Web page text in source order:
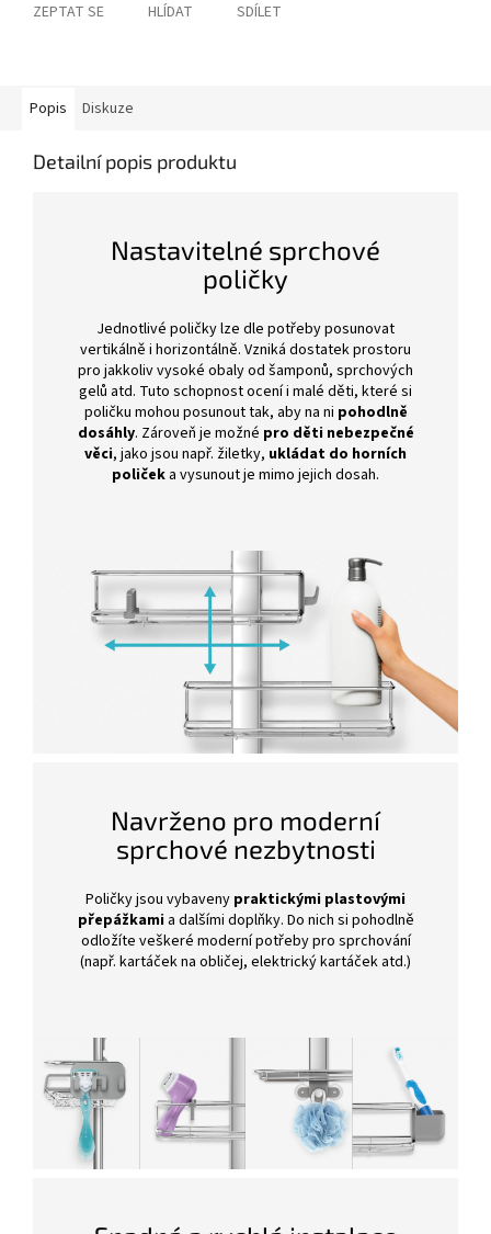
ZEPTAT SE HLÍDAT SDÍLET
Popis Diskuze
Detailní popis produktu
Nastavitelné sprchové
poličky
Jednotlivé poličky lze dle potřeby posunovat
vertikálně i horizontálně. Vzniká dostatek prostoru
pro jakkoliv vysoké obaly od šamponů, sprchových
gelů atd. Tuto schopnost ocení i malé děti, které si
poličku mohou posunout tak, aby na ni pohodlně
dosáhly. Zároveň je možné pro děti nebezpečné
věci, jako jsou např. žiletky, ukládat do horních
poliček a vysunout je mimo jejich dosah.
Navrženo pro moderní
sprchové nezbytnosti
Poličky jsou vybaveny praktickými plastovými
přepážkami a dalšími doplňky. Do nich si pohodlně
odložíte veškeré moderní potřeby pro sprchování
(např. kartáček na obličej, elektrický kartáček atd.)